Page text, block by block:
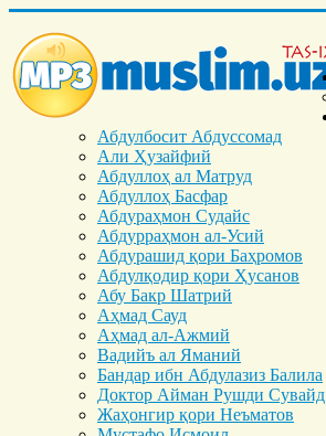
Абдулбосит Абдуссомад
Али Ҳузайфий
Абдуллоҳ ал Матруд
Абдуллоҳ Басфар
Абдураҳмон Судайс
Абдурраҳмон ал-Усий
Абдурашид қори Баҳромов
Абдулқодир қори Ҳусанов
Абу Бакр Шатрий
Аҳмад Сауд
Аҳмад ал-Ажмий
Вадийъ ал Яманий
Бандар ибн Абдулазиз Балила
Доктор Айман Рушди Сувайд
Жаҳонгир қори Неъматов